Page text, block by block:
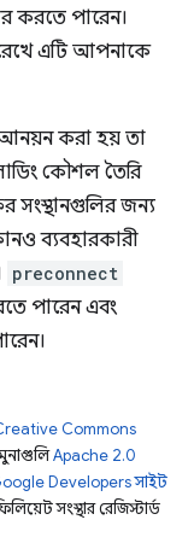
করতে পারেন।
এটি আপনাকে
করা হয় তা
কৌশল তৈরি
সংস্থানগুলির জন্য
ব্যবহারকারী
preconnect
পারেন এবং
Commons
Apache 2.0
Developers সাইট
সংস্থার রেজিস্টার্ড